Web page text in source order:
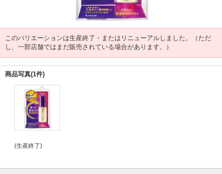
このバリエーションは生産終了・またはリニューアルしました。（ただ
し、一部店舗ではまだ販売されている場合があります。）
商品写真(1件)
(生産終了)